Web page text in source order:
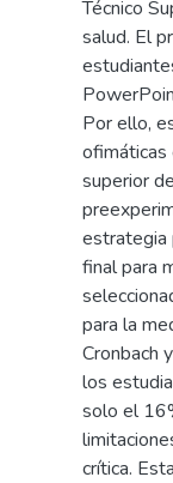
Técnico
salud. El
Por ello,
ofimáticas
superior
estrategia
final para
para la
Cronbach
los
solo el
crítica.